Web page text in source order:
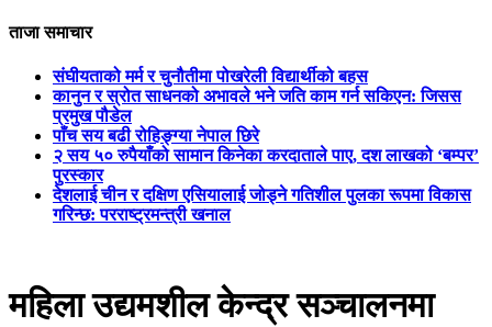
ताजा समाचार
संघीयताको मर्म र चुनौतीमा पोखरेली विद्यार्थीको बहस
कानुन र स्रोत साधनको अभावले भने जति काम गर्न सकिएन: जिसस
प्रमुख पौडेल
पाँच सय बढी रोहिङ्ग्या नेपाल छिरे
२ सय ५० रुपैयाँको सामान किनेका करदाताले पाए, दश लाखको ‘बम्पर’
पुरस्कार
देशलाई चीन र दक्षिण एसियालाई जोड्ने गतिशील पुलका रूपमा विकास
गरिन्छ: परराष्ट्रमन्त्री खनाल
महिला उद्यमशील केन्द्र सञ्चालनमा